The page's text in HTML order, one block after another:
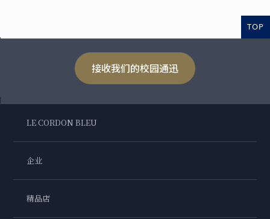
TOP
接收我们的校园通迅
LE CORDON BLEU
企业
精品店